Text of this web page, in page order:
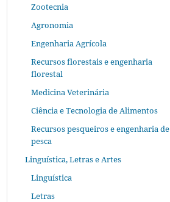
Zootecnia
Agronomia
Engenharia Agrícola
Recursos florestais e engenharia
florestal
Medicina Veterinária
Ciência e Tecnologia de Alimentos
Recursos pesqueiros e engenharia de
pesca
Linguística, Letras e Artes
Linguística
Letras